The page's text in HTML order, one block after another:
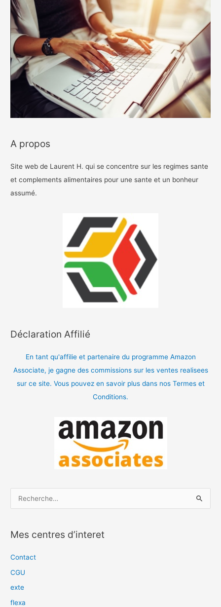
A propos
Site web de Laurent H. qui se concentre sur les regimes sante
et complements alimentaires pour une sante et un bonheur
assumé.
Déclaration Affilié
En tant qu'affilie et partenaire du programme Amazon
Associate, je gagne des commissions sur les ventes realisees
sur ce site. Vous pouvez en savoir plus dans nos Termes et
Conditions.
h
e
Mes centres d’interet
Contact
CGU
exte
flexa